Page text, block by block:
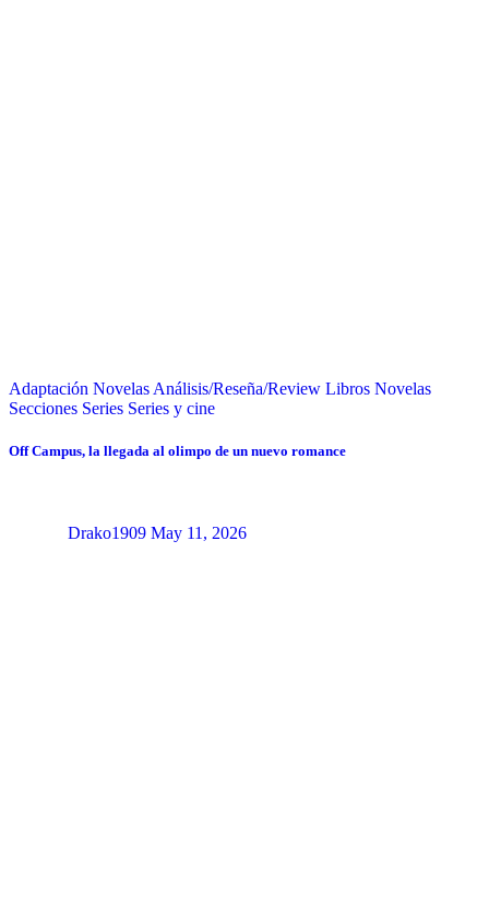
Adaptación Novelas Análisis/Reseña/Review Libros Novelas
Secciones Series Series y cine
Off Campus, la llegada al olimpo de un nuevo romance
Drako1909 May 11, 2026